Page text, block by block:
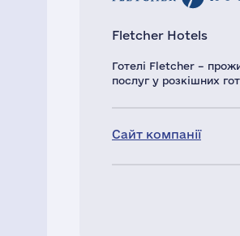
Fletcher Hotels
Готелі Fletcher –
послуг у розкішних
Сайт компанії